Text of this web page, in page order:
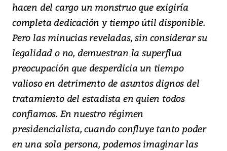
hacen del cargo un monstruo que exigiría
completa dedicación y tiempo útil disponible.
Pero las minucias reveladas, sin considerar su
legalidad o no, demuestran la superflua
preocupación que desperdicia un tiempo
valioso en detrimento de asuntos dignos del
tratamiento del estadista en quien todos
confiamos. En nuestro régimen
presidencialista, cuando confluye tanto poder
en una sola persona, podemos imaginar las